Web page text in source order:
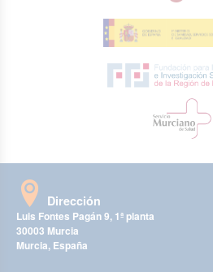
Dirección
Luis Fontes Pagán 9, 1ª planta
30003 Murcia
Murcia, España